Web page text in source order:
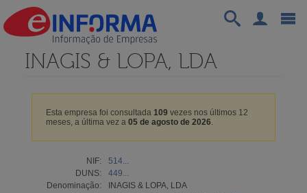
INAGIS & LOPA, LDA
Esta empresa foi consultada 109 vezes nos últimos 12
meses, a última vez a 05 de agosto de 2026.
NIF:
514...
DUNS:
449...
Denominação:
INAGIS & LOPA, LDA